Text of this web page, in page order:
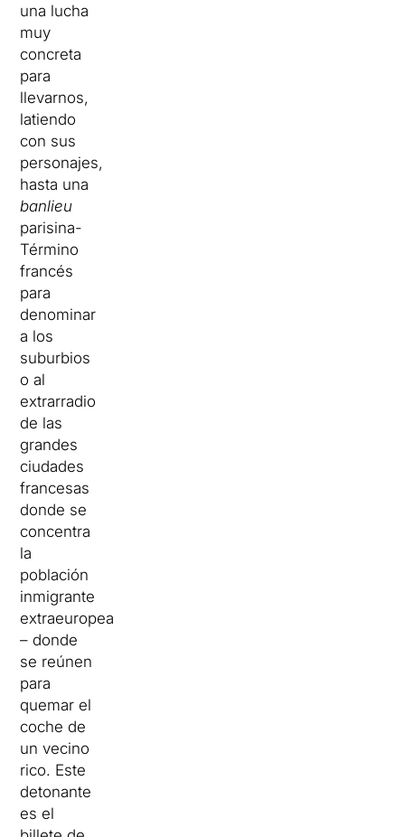
una lucha
muy
concreta
para
llevarnos,
latiendo
con sus
personajes,
hasta una
banlieu
parisina-
Término
francés
para
denominar
a los
suburbios
o al
extrarradio
de las
grandes
ciudades
francesas
donde se
concentra
la
población
inmigrante
extraeuropea
– donde
se reúnen
para
quemar el
coche de
un vecino
rico. Este
detonante
es el